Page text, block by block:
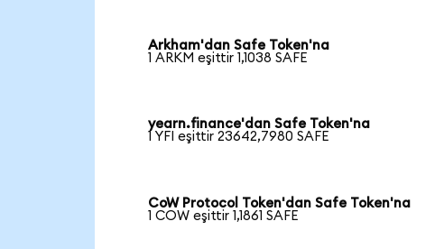
Arkham'dan Safe Token'na
1 ARKM eşittir 1,1038 SAFE
yearn.finance'dan Safe Token'na
1 YFI eşittir 23642,7980 SAFE
CoW Protocol Token'dan Safe Token'na
1 COW eşittir 1,1861 SAFE